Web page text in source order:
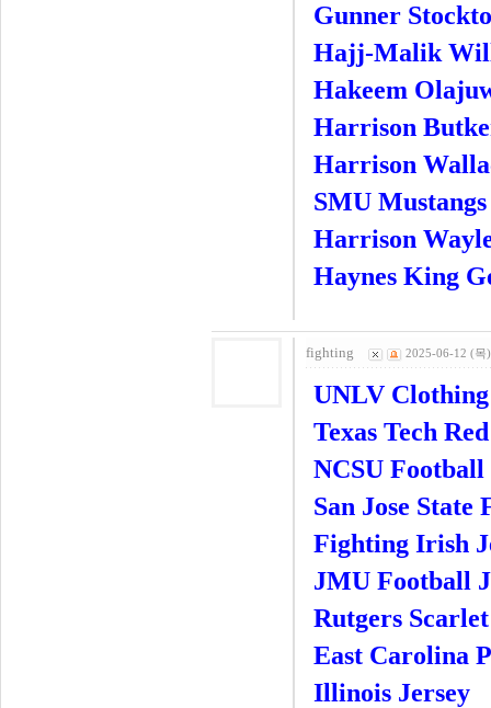
Gunner
Hajj-Malik
Hakeem
Harrison
Harrison
SMU
Harrison
Haynes King
fighting 2025-06-12 (목
UNLV Clothing
Texas Tech
NCSU Football
San Jose
Fighting Irish
JMU Football
Rutgers
East Carolina
Illinois Jersey